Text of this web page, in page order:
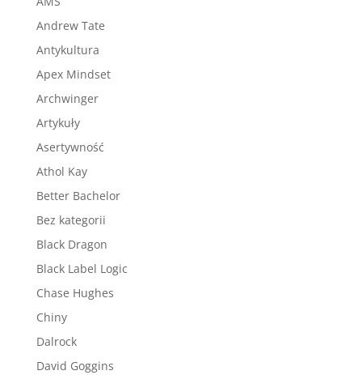
Andrew Tate
Antykultura
Apex Mindset
Archwinger
Artykuły
Asertywność
Athol Kay
Better Bachelor
Bez kategorii
Black Dragon
Black Label Logic
Chase Hughes
Chiny
Dalrock
David Goggins